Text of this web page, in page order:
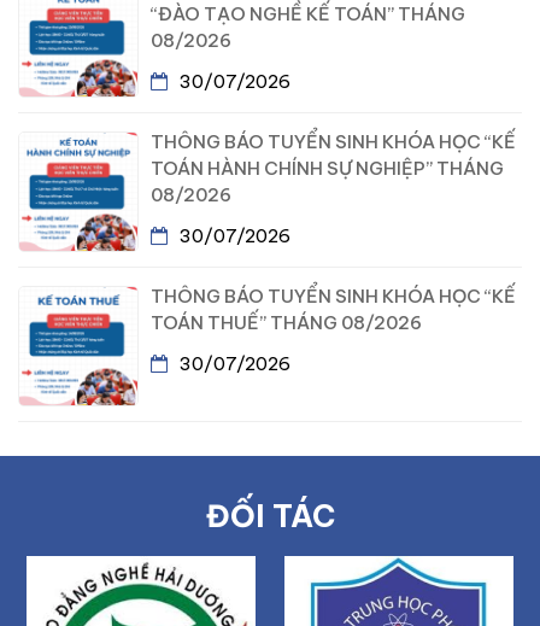
“ĐÀO TẠO NGHỀ KẾ TOÁN” THÁNG
08/2026
30/07/2026
THÔNG BÁO TUYỂN SINH KHÓA HỌC “KẾ
TOÁN HÀNH CHÍNH SỰ NGHIỆP” THÁNG
08/2026
30/07/2026
THÔNG BÁO TUYỂN SINH KHÓA HỌC “KẾ
TOÁN THUẾ” THÁNG 08/2026
30/07/2026
ĐỐI TÁC